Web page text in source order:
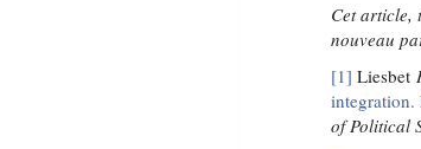
Cet article,
nouveau
[1] Liesbet
integration.
of Political